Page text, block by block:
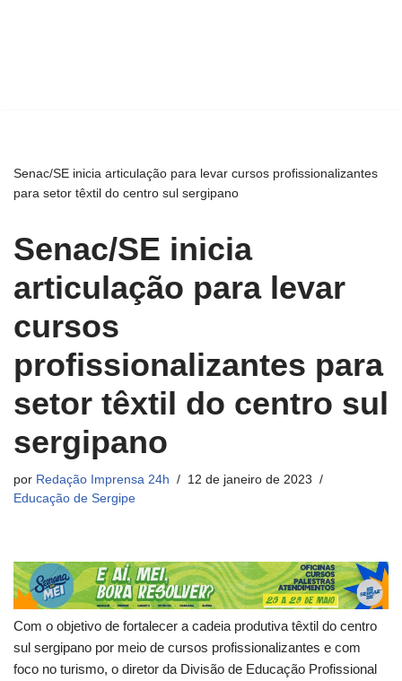
Senac/SE inicia articulação para levar cursos profissionalizantes
para setor têxtil do centro sul sergipano
Senac/SE inicia
articulação para levar
cursos
profissionalizantes para
setor têxtil do centro sul
sergipano
por Redação Imprensa 24h
12 de janeiro de 2023
Educação de Sergipe
Com o objetivo de fortalecer a cadeia produtiva têxtil do centro
sul sergipano por meio de cursos profissionalizantes e com
foco no turismo, o diretor da Divisão de Educação Profissional